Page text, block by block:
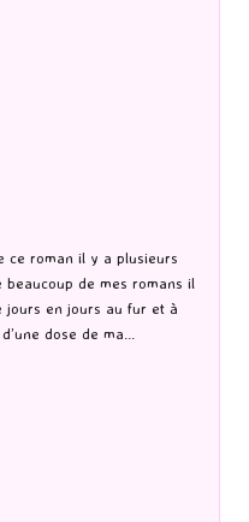
ce roman il y a plusieurs
beaucoup de mes romans il
jours en jours au fur et à
dose de ma...